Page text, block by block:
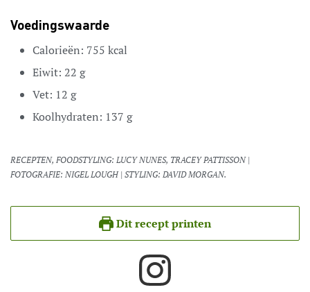
Voedingswaarde
Calorieën: 755 kcal
Eiwit: 22 g
Vet: 12 g
Koolhydraten: 137 g
RECEPTEN, FOODSTYLING: LUCY NUNES, TRACEY PATTISSON |
FOTOGRAFIE: NIGEL LOUGH | STYLING: DAVID MORGAN.
Dit recept printen